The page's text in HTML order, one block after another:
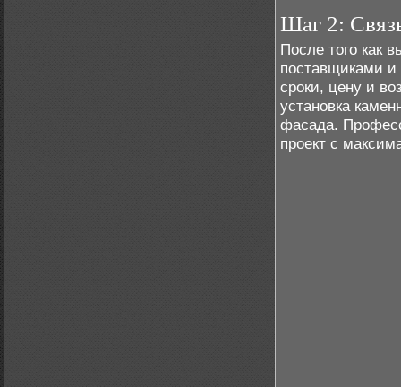
Шаг 2:
После того как
поставщиками
сроки, цену и
установка
фасада.
проект с